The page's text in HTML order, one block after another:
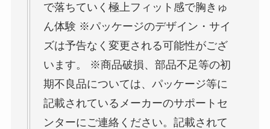
で落ちていく極上フィット感で胸きゅ
ん体験 ※パッケージのデザイン・サイ
ズは予告なく変更される可能性がござ
います。 ※商品破損、部品不足等の初
期不良品については、パッケージ等に
記載されているメーカーのサポートセ
ンターにご連絡ください。記載されて